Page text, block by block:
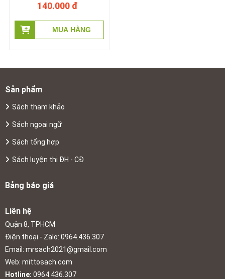
Nguyễn Văn Nho - Trần
140.000 đ
Sản phẩm
Sách tham khảo
Sách ngoại ngữ
Sách tổng hợp
Sách luyện thi ĐH - CĐ
Bảng báo giá
Liên hệ
Quận 8, TPHCM
Điện thoại - Zalo: 0964.436.307
Email: mrsach2021@gmail.com
Web: mittosach.com
Hotline: 0964.436.307